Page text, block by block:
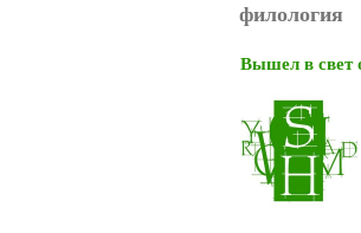
филология
Вышел в свет